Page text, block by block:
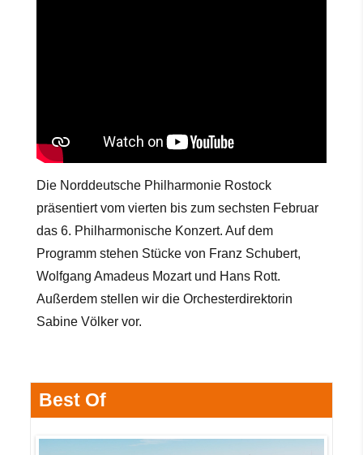
Die Norddeutsche Philharmonie Rostock
präsentiert vom vierten bis zum sechsten Februar
das 6. Philharmonische Konzert. Auf dem
Programm stehen Stücke von Franz Schubert,
Wolfgang Amadeus Mozart und Hans Rott.
Außerdem stellen wir die Orchesterdirektorin
Sabine Völker vor.
Best Of